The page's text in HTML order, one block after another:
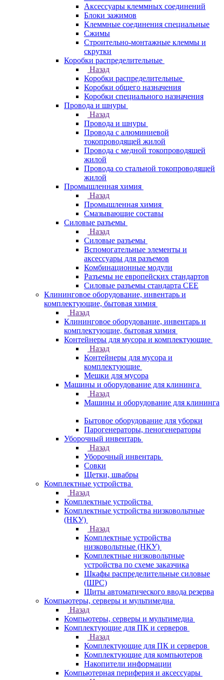
Аксессуары клеммных соединений
Блоки зажимов
Клеммные соединения специальные
Сжимы
Строительно-монтажные клеммы и
скрутки
Коробки распределительные
Назад
Коробки распределительные
Коробки общего назначения
Коробки специального назначения
Провода и шнуры
Назад
Провода и шнуры
Провода с алюминиевой
токопроводящей жилой
Провода с медной токопроводящей
жилой
Провода со стальной токопроводящей
жилой
Промышленная химия
Назад
Промышленная химия
Смазывающие составы
Силовые разъемы
Назад
Силовые разъемы
Вспомогательные элементы и
аксессуары для разъемов
Комбинационные модули
Разъемы не европейских стандартов
Силовые разъемы стандарта CEE
Клининговое оборудование, инвентарь и
комплектующие, бытовая химия
Назад
Клининговое оборудование, инвентарь и
комплектующие, бытовая химия
Контейнеры для мусора и комплектующие
Назад
Контейнеры для мусора и
комплектующие
Мешки для мусора
Машины и оборудование для клининга
Назад
Машины и оборудование для клининга
Бытовое оборудование для уборки
Парогенераторы, пеногенераторы
Уборочный инвентарь
Назад
Уборочный инвентарь
Совки
Щетки, швабры
Комплектные устройства
Назад
Комплектные устройства
Комплектные устройства низковольтные
(НКУ)
Назад
Комплектные устройства
низковольтные (НКУ)
Комплектные низковольтные
устройства по схеме заказчика
Шкафы распределительные силовые
(ШРС)
Щиты автоматического ввода резерва
Компьютеры, серверы и мультимедиа
Назад
Компьютеры, серверы и мультимедиа
Комплектующие для ПК и серверов
Назад
Комплектующие для ПК и серверов
Комплектующие для компьютеров
Накопители информации
Компьютерная периферия и аксессуары